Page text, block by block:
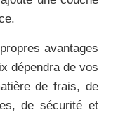
avantages
dépendra de vos
de frais, de
de sécurité et